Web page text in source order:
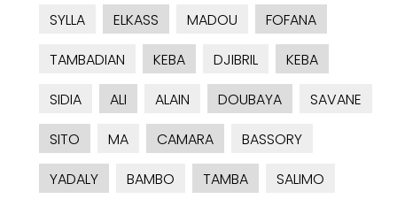
SYLLA
ELKASS MADOU
FOFANA
TAMBADIAN
KEBA DJIBRIL
KEBA
SIDIA
ALI ALAIN DOUBAYA
SAVANE
SITO
MA CAMARA
BASSORY
YADALY
BAMBO TAMBA
SALIMO